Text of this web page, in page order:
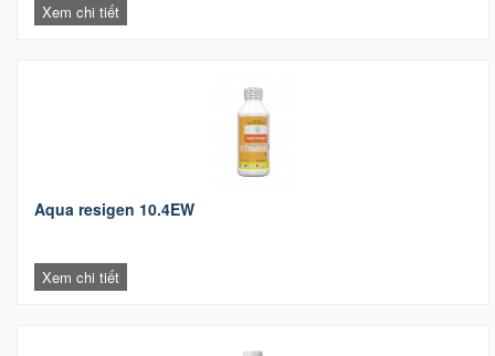
Xem chi tiết
Aqua resigen 10.4EW
Xem chi tiết